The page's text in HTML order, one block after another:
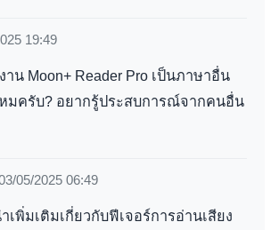
19:49
น Moon+ Reader Pro เป็นภาษาอื่น
มครับ? อยากรู้ประสบการณ์จากคนอื่น
05/2025 06:49
พิ่มเติมเกี่ยวกับฟีเจอร์การอ่านเสียง